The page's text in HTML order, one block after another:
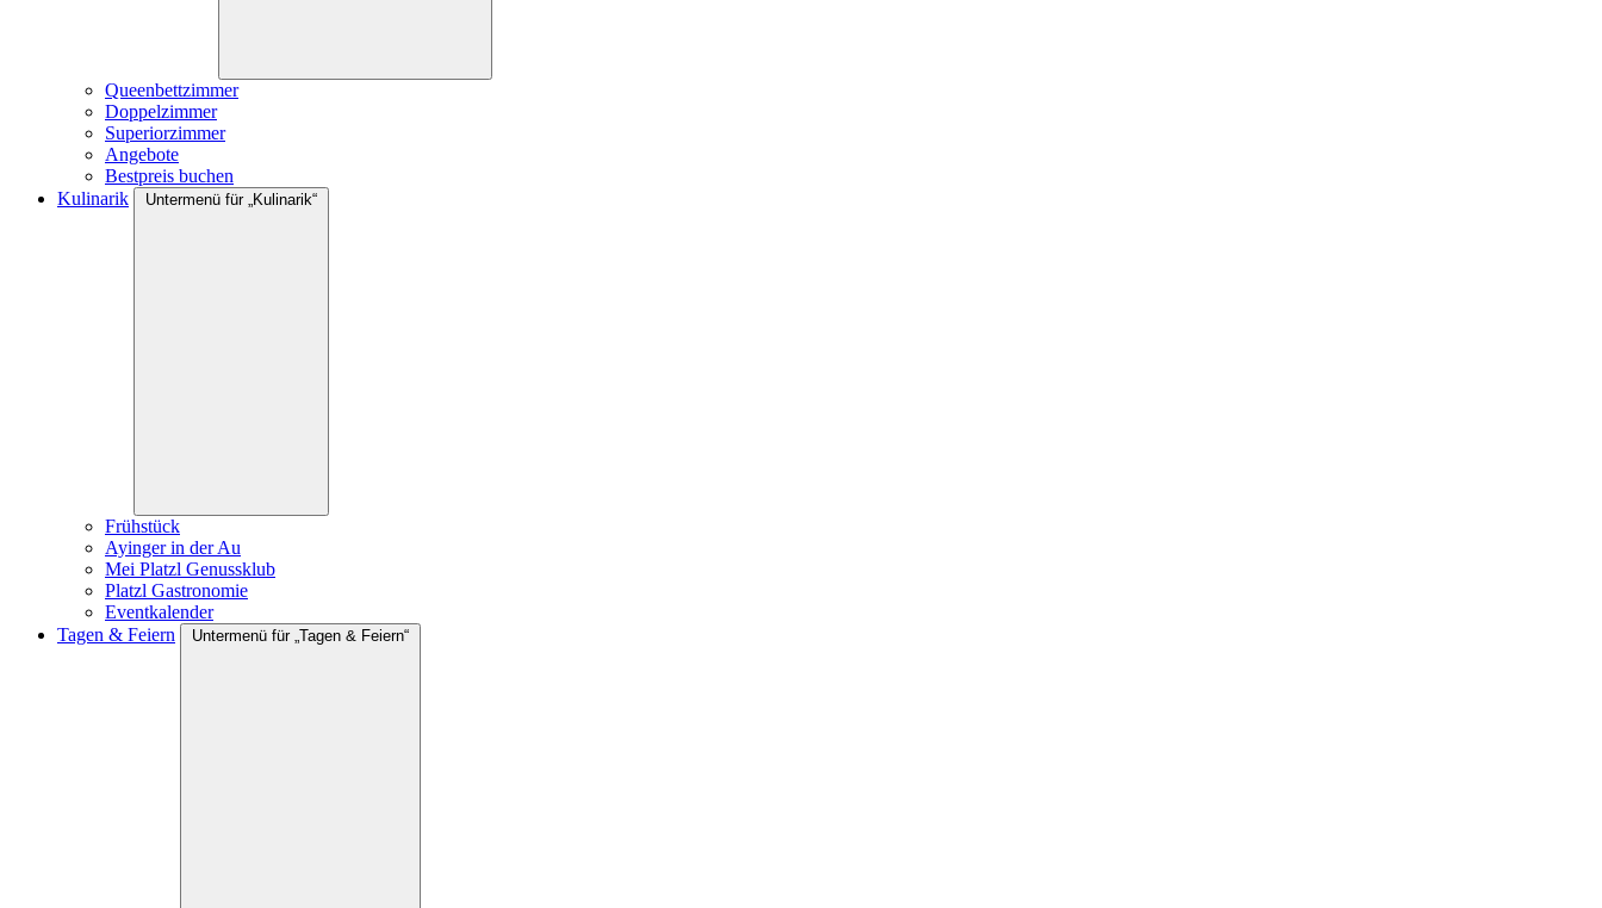
Queenbettzimmer
Doppelzimmer
Superiorzimmer
Angebote
Bestpreis buchen
Kulinarik
Untermenü für „Kulinarik“
Frühstück
Ayinger in der Au
Mei Platzl Genussklub
Platzl Gastronomie
Eventkalender
Tagen & Feiern
Untermenü für „Tagen & Feiern“